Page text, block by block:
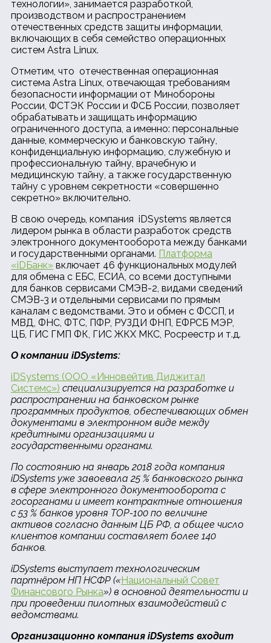
технологии», занимается разработкой,
производством и распространением
отечественных средств защиты информации,
включающих в себя семейство операционных
систем Astra Linux.
Отметим, что отечественная операционная
система Astra Linux, отвечающая требованиям
безопасности информации от Минобороны
России, ФСТЭК России и ФСБ России, позволяет
обрабатывать и защищать информацию
ограниченного доступа, а именно: персональные
данные, коммерческую и банковскую тайну,
конфиденциальную информацию, служебную и
профессиональную тайну, врачебную и
медицинскую тайну, а также государственную
тайну с уровнем секретности «совершенно
секретно» включительно.
В свою очередь, компания iDSystems является
лидером рынка в области разработок средств
электронного документооборота между банками
и государственными органами. Платформа
«iDБанк» включает 46 функциональных модулей
для обмена с ЕБС, ЕСИА, со всеми доступными
для банков сервисами СМЭВ-2, видами сведений
СМЭВ-3 и отдельными сервисами по прямым
каналам с ведомствами. Это и обмен с ФССП, и
МВД, ФНС, ФТС, ПФР, РУЗДИ ФНП, ЕФРСБ МЭР,
ЦБ, ГИС ГМП ФК, ГИС ЖКХ МКС, Росреестр и т.д.
О компании iDSystems:
iDSystems (ООО «Инновейтив Диджитал
Системс») специализируется на разработке и
распространении на банковском рынке
программных продуктов, обеспечивающих обмен
документами в электронном виде между
кредитными организациями и
государственными органами.
По состоянию на январь 2018 года компания
iDSystems уже завоевала 25 % банковского рынка
в сфере электронного документооборота с
госорганами и имеет контрактные отношения
с 53 % банков уровня TOP-100 по величине
активов согласно данным ЦБ РФ, а общее число
клиентов компании составляет более 140
банков.
iDSystems выступает технологическим
партнёром НП НСФР («Национальный Совет
Финансового Рынка») в основной деятельности и
при проведении пилотных взаимодействий с
ведомствами.
Организационно компания iDSystems входит